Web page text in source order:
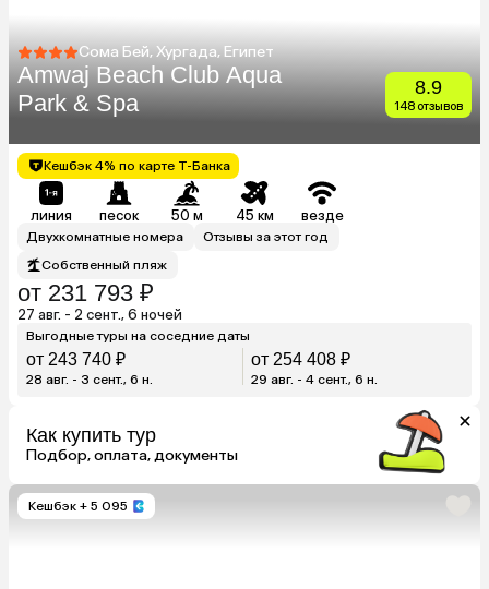
Сома Бей, Хургада, Египет
Amwaj Beach Club Aqua
Park & Spa
8.9
148 отзывов
Кешбэк 4% по карте Т-Банка
линия песок 50 м 45 км везде
Двухкомнатные номера
Отзывы за этот год
Собственный пляж
от 231 793 ₽
27 авг. - 2 сент., 6 ночей
Выгодные туры на соседние даты
от 243 740 ₽
28 авг. - 3 сент., 6 н.
от 254 408 ₽
29 авг. - 4 сент., 6 н.
Как купить тур
Подбор, оплата, документы
Кешбэк + 5 095